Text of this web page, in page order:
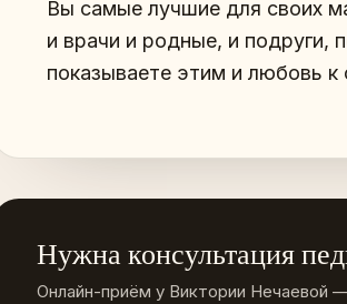
Вы самые лучшие для своих
и врачи и родные, и подруги,
показываете этим и любовь к
Нужна консультация
Онлайн-приём у Виктории Нечаевой